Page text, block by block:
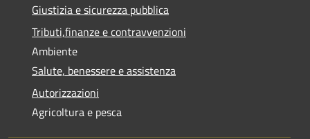
Giustizia e sicurezza pubblica
Tributi,finanze e contravvenzioni
Ambiente
Salute, benessere e assistenza
Autorizzazioni
Agricoltura e pesca